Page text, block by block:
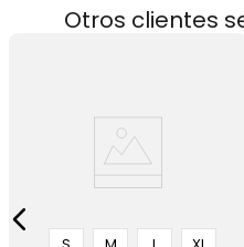
Otros clientes